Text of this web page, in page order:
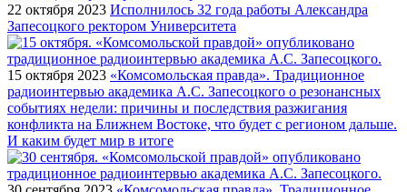
22 октября 2023 Исполнилось 32 года работы Александра
Запесоцкого ректором Университета
15 октября 2023 «Комсомольская правда». Традиционное
радиоинтервью академика А.С. Запесоцкого о резонансных
событиях недели: причины и последствия разжигания
конфликта на Ближнем Востоке, что будет с регионом дальше.
И каким будет мир в итоге